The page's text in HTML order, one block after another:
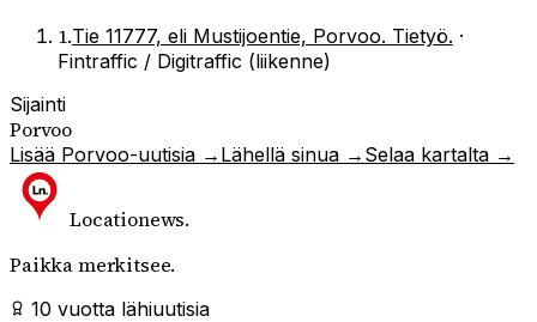
1.Tie 11777, eli Mustijoentie, Porvoo. Tietyö. ·
Fintraffic / Digitraffic (liikenne)
Sijainti
Porvoo
Lisää Porvoo-uutisia → Lähellä sinua → Selaa kartalta →
Locationews.
Paikka merkitsee.
10 vuotta lähiuutisia